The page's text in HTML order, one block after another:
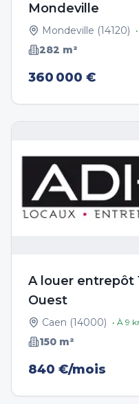
Mondeville
Mondeville (14120)
282 m²
360 000 €
A louer entrepôt
Ouest
Caen (14000) • À 9
150 m²
840 €/mois